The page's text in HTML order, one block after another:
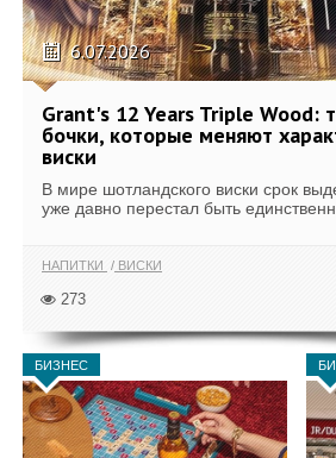
6.07.2026
Grant's 12 Years Triple Wood:
бочки, которые меняют
виски
В мире шотландского виски срок
уже давно перестал быть
НАПИТКИ ВИСКИ
273
БИЗНЕС